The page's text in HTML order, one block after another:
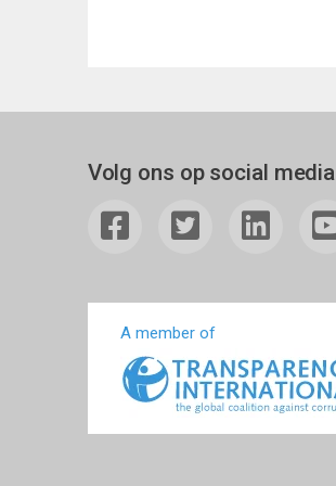
Volg ons op social media
A member of